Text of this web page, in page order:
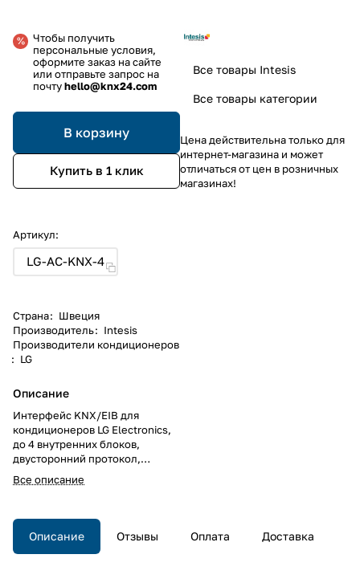
Чтобы получить
персональные условия,
оформите заказ на сайте
или отправьте запрос на
почтуhello@knx24.com
В корзину
Купить в 1 клик
Артикул:
LG-AC-KNX-4
Страна: Швеция
Производитель: Intesis
Производители кондиционеров
: LG
Описание
Интерфейс KNX/EIB для
кондиционеров LG Electronics,
до 4 внутренних блоков,
двусторонний протокол,
полнофункциональное
управление, на DIN рейку, 6TE
Все описание
Все товары Intesis
Все товары категории
Цена действительна только для
интернет-магазина и может
отличаться от цен в розничных
магазинах!
Описание Отзывы Оплата Доставка